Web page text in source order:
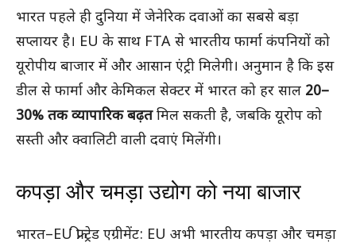
भारत पहले ही दुनिया में जेनेरिक दवाओं का सबसे बड़ा
सप्लायर है। EU के साथ FTA से भारतीय फार्मा कंपनियों को
यूरोपीय बाजार में और आसान एंट्री मिलेगी। अनुमान है कि इस
डील से फार्मा और केमिकल सेक्टर में भारत को हर साल 20–
30% तक व्यापारिक बढ़तमिल सकती है, जबकि यूरोप को
सस्ती और क्वालिटी वाली दवाएं मिलेंगी।
कपड़ा और चमड़ा उद्योग को नया बाजार
भारत–EU फ्री ट्रेड एग्रीमेंट: EU अभी भारतीय कपड़ा और चमड़ा